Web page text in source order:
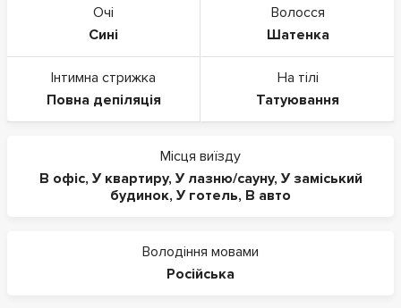
Очі
Сині
Волосся
Шатенка
Інтимна стрижка
Повна депіляція
На тілі
Татуювання
Місця виїзду
В офіс, У квартиру, У лазню/сауну, У заміський
будинок, У готель, В авто
Володіння мовами
Російська